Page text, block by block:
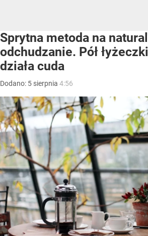
Sprytna metoda na
odchudzanie. Pół
działa cuda
Dodano: 5 sierpnia 4:56